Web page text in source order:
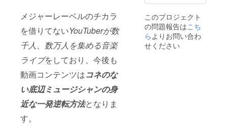
メジャーレーベルのチカラ
を借りてないYouTuberが数
千人、数万人を集める音楽
ライブをしており、今後も
動画コンテンツはコネのな
い底辺ミュージシャンの身
近な一発逆転方法となりま
す。
このプロジェクト
の問題報告はこち
ら よりお問い合わ
せください